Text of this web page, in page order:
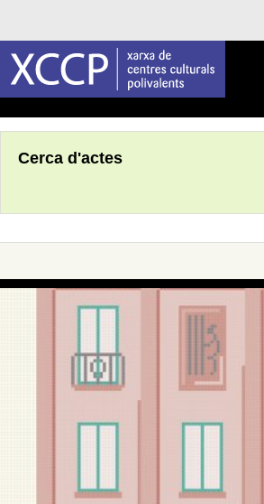
Cerca d'actes